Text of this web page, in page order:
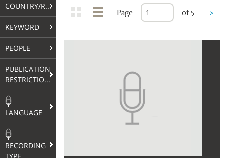
COUNTRY/REGION
KEYWORD
PEOPLE
PUBLICATION
RESTRICTIONS
LANGUAGE
RECORDING
Page of 5 >